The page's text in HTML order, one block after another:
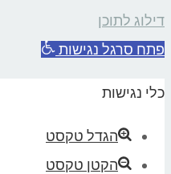
דילוג לתוכן
פתח סרגל נגישות
כלי נגישות
הגדל טקסט
הקטן טקסט